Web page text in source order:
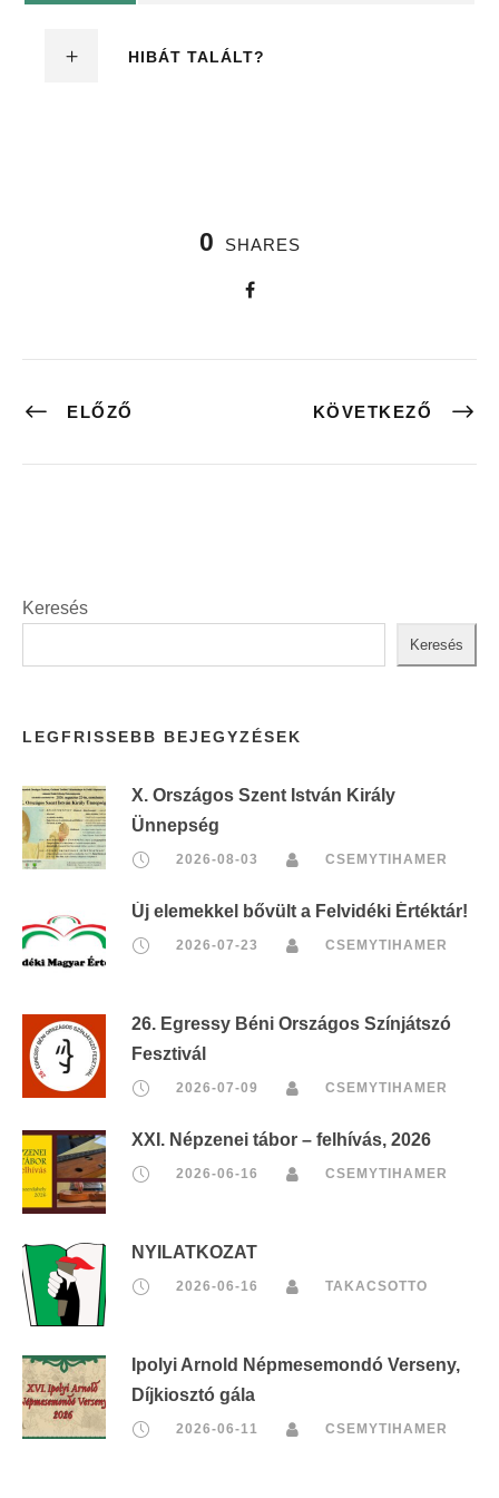
HIBÁT TALÁLT?
0 SHARES
ELŐZŐ KÖVETKEZŐ
Keresés
Keresés
LEGFRISSEBB BEJEGYZÉSEK
X. Országos Szent István Király
Ünnepség
2026-08-03 CSEMYTIHAMER
Új elemekkel bővült a Felvidéki Értéktár!
2026-07-23 CSEMYTIHAMER
26. Egressy Béni Országos Színjátszó
Fesztivál
2026-07-09 CSEMYTIHAMER
XXI. Népzenei tábor – felhívás, 2026
2026-06-16 CSEMYTIHAMER
NYILATKOZAT
2026-06-16 TAKACSOTTO
Ipolyi Arnold Népmesemondó Verseny,
Díjkiosztó gála
2026-06-11 CSEMYTIHAMER